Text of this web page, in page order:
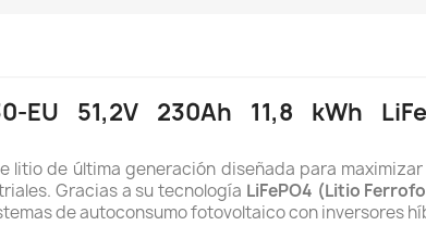
EU 51,2V 230Ah 11,8 kWh
litio de última generación diseñada para
Gracias a su tecnología LiFePO4 (Litio
de autoconsumo fotovoltaico con inversores